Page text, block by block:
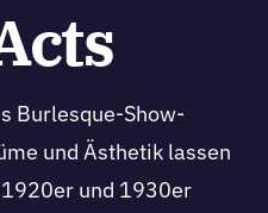
Burlesque-Show-
und Ästhetik lassen
und 1930er